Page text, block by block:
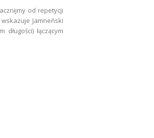
od repetycji
Jamneński
długości) łączącym